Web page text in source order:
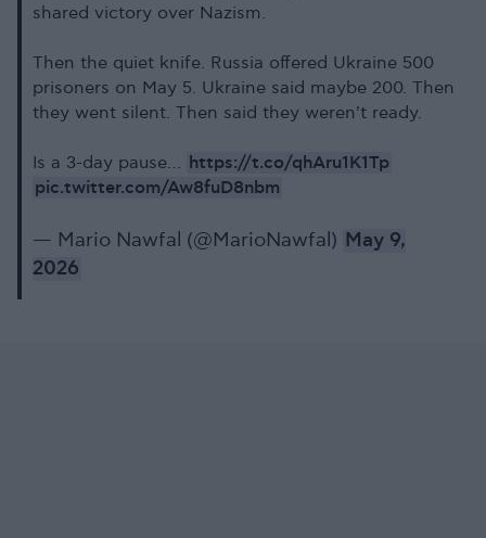
shared victory over Nazism.
Then the quiet knife. Russia offered Ukraine 500
prisoners on May 5. Ukraine said maybe 200. Then
they went silent. Then said they weren't ready.
Is a 3-day pause… https://t.co/qhAru1K1Tp
pic.twitter.com/Aw8fuD8nbm
— Mario Nawfal (@MarioNawfal) May 9,
2026